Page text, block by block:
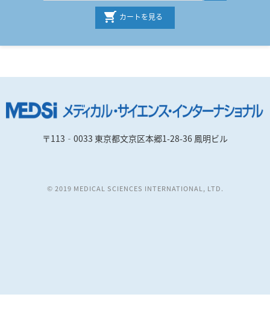
カートを見る
〒113‐0033 東京都文京区本郷1-28-36 鳳明ビル
© 2019 MEDICAL SCIENCES INTERNATIONAL, LTD.